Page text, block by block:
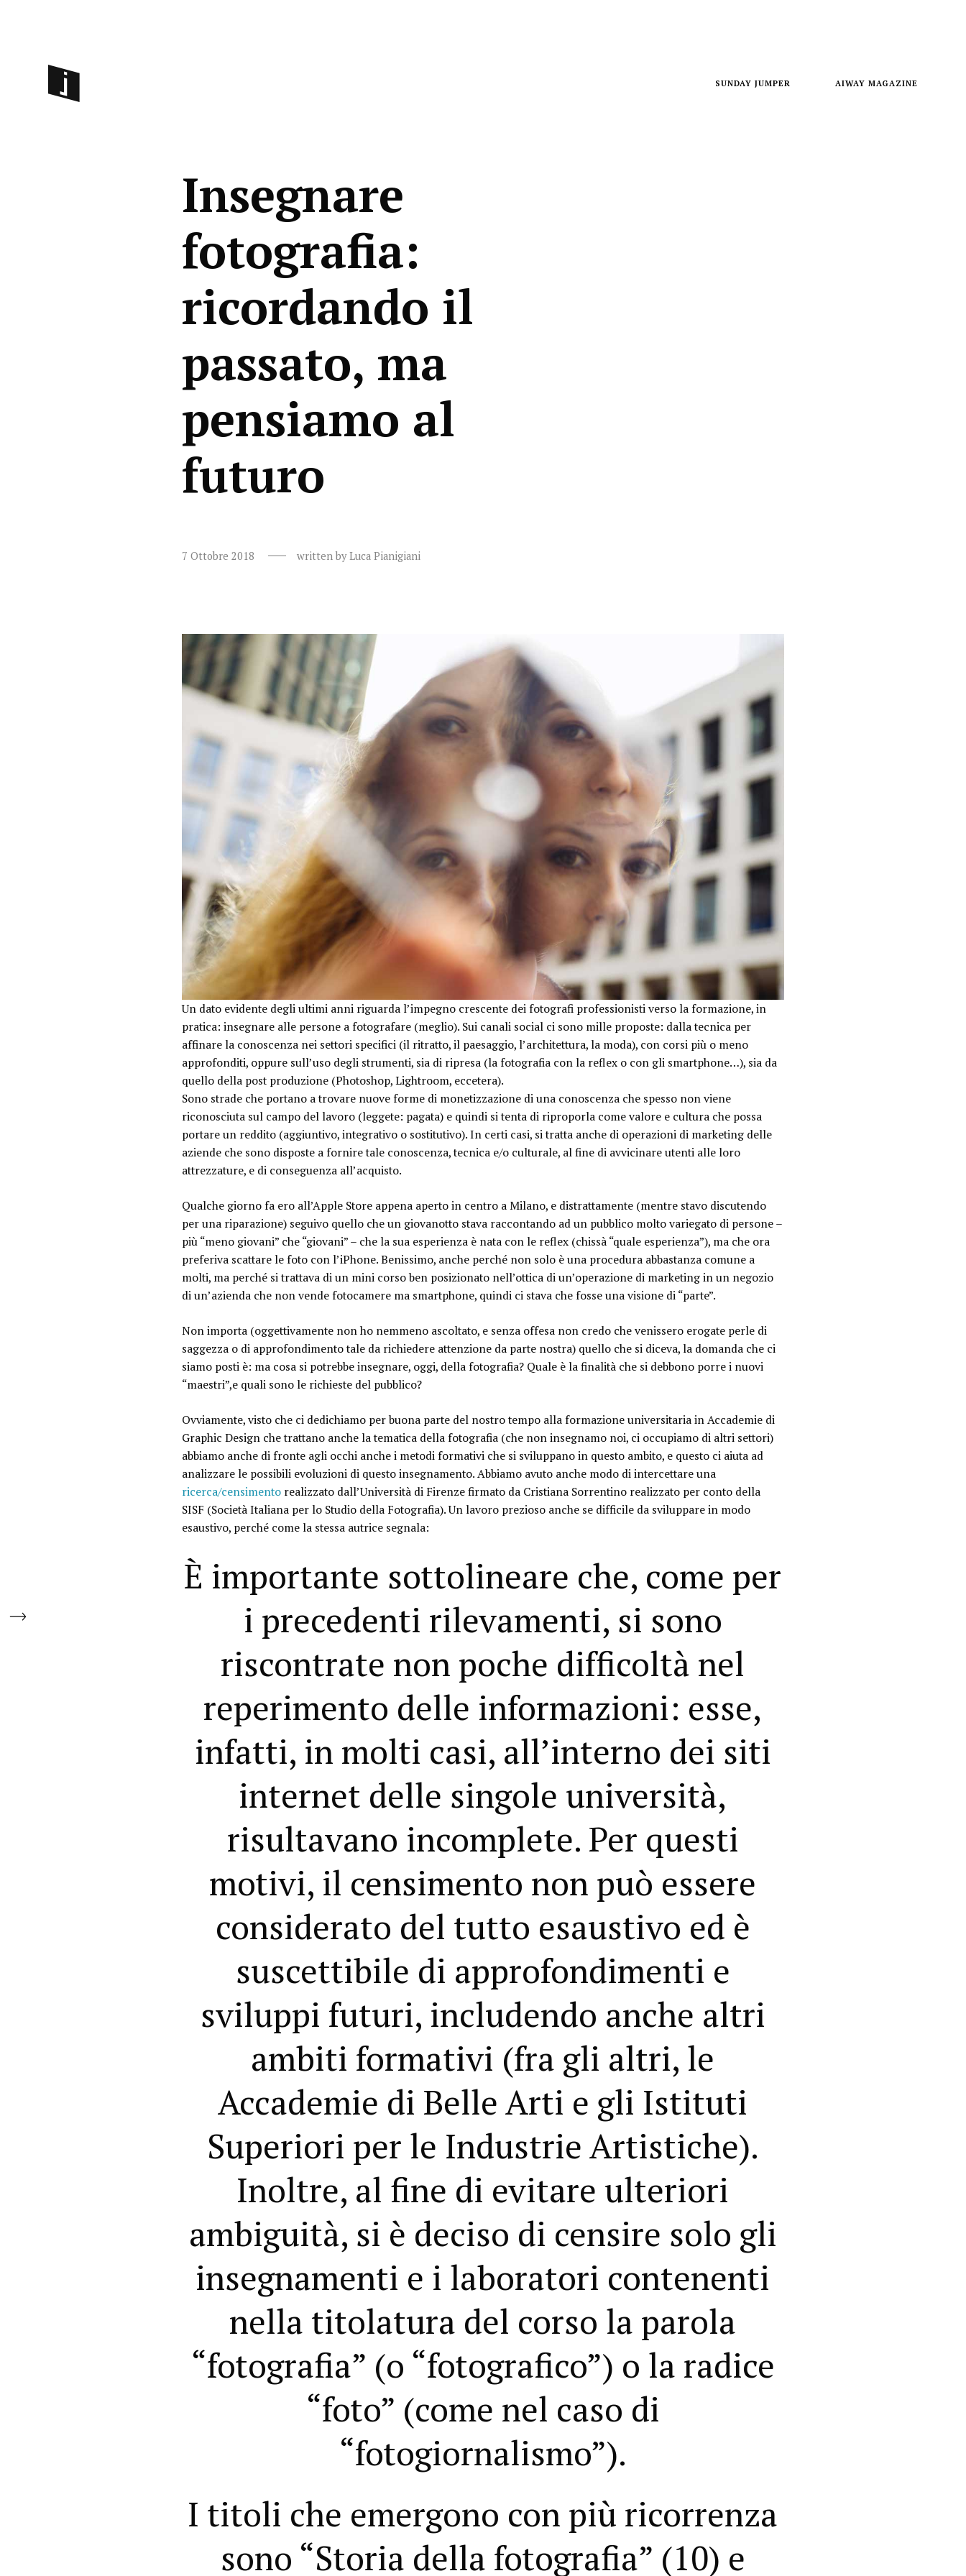
SUNDAY JUMPER AIWAY MAGAZINE
Insegnare
fotografia:
ricordando il
passato, ma
pensiamo al
futuro
7 Ottobre 2018 written byLuca Pianigiani
Un dato evidente degli ultimi anni riguarda l’impegno crescente dei fotografi professionisti verso la formazione, in
pratica:insegnare alle persone a fotografare (meglio). Sui canali social ci sono mille proposte: dalla tecnica per
affinare la conoscenza nei settori specifici (il ritratto, il paesaggio, l’architettura, la moda), con corsi più o meno
approfonditi, oppure sull’uso degli strumenti, sia di ripresa (la fotografia con la reflex o con gli smartphone…), sia da
quello della post produzione (Photoshop, Lightroom, eccetera).
Sono strade che portano a trovare nuove forme di monetizzazione di una conoscenza che spesso non viene
riconosciuta sul campo del lavoro (leggete: pagata) e quindi si tenta di riproporla come valore e cultura che possa
portare un reddito (aggiuntivo, integrativo o sostitutivo). In certi casi, si tratta anche di operazioni di marketing delle
aziende che sono disposte a fornire tale conoscenza, tecnica e/o culturale, al fine di avvicinare utenti alle loro
attrezzature, e di conseguenza all’acquisto.
Qualche giorno fa ero all’Apple Store appena aperto in centro a Milano, e distrattamente (mentre stavo discutendo
per una riparazione) seguivo quello che un giovanotto stava raccontando ad un pubblico molto variegato di persone –
più “meno giovani” che “giovani” – che la sua esperienza è nata con le reflex (chissà “quale esperienza”), ma che ora
preferiva scattare le foto con l’iPhone. Benissimo, anche perché non solo è una procedura abbastanza comune a
molti, ma perché si trattava di un mini corso ben posizionato nell’ottica di un’operazione di marketing in un negozio
di un’azienda che non vende fotocamere ma smartphone, quindi ci stava che fosse una visione di “parte”.
Non importa (oggettivamente non ho nemmeno ascoltato, e senza offesa non credo che venissero erogate perle di
saggezza o di approfondimento tale da richiedere attenzione da parte nostra) quello che si diceva, la domanda che ci
siamo posti è: ma cosa si potrebbe insegnare, oggi, della fotografia? Quale è la finalità che si debbono porre i nuovi
“maestri”,e quali sono le richieste del pubblico?
Ovviamente, visto che ci dedichiamo per buona parte del nostro tempo alla formazione universitaria in Accademie di
Graphic Design che trattano anche la tematica della fotografia (che non insegnamo noi, ci occupiamo di altri settori)
abbiamo anche di fronte agli occhi anche i metodi formativi che si sviluppano in questo ambito, e questo ci aiuta ad
analizzare le possibili evoluzioni di questo insegnamento. Abbiamo avuto anche modo di intercettare una
ricerca/censimento realizzato dall’Università di Firenze firmato da Cristiana Sorrentino realizzato per conto della
SISF (Società Italiana per lo Studio della Fotografia). Un lavoro prezioso anche se difficile da sviluppare in modo
esaustivo, perché come la stessa autrice segnala:
È importante sottolineare che, come per
i precedenti rilevamenti, si sono
riscontrate non poche difficoltà nel
reperimento delle informazioni: esse,
infatti, in molti casi, all’interno dei siti
internet delle singole università,
risultavano incomplete. Per questi
motivi, il censimento non può essere
considerato del tutto esaustivo ed è
suscettibile di approfondimenti e
sviluppi futuri, includendo anche altri
ambiti formativi (fra gli altri, le
Accademie di Belle Arti e gli Istituti
Superiori per le Industrie Artistiche).
Inoltre, al fine di evitare ulteriori
ambiguità, si è deciso di censire solo gli
insegnamenti e i laboratori contenenti
nella titolatura del corso la parola
“fotografia” (o “fotografico”) o la radice
“foto” (come nel caso di
“fotogiornalismo”).
I titoli che emergono con più ricorrenza
sono “Storia della fotografia” (10) e